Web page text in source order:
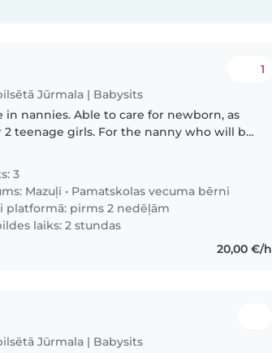
Jūrmala | Babysits
1
in nannies. Able to care for newborn, as
2 teenage girls. For the nanny who will be
3
Mazuļi • Pamatskolas vecuma bērni
platformā: pirms 2 nedēļām
laiks: 2 stundas
20,00 €/h
Jūrmala | Babysits